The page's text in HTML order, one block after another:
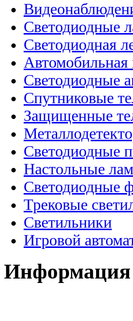
Светодиодные
Светодиодная
Автомобильная
Светодиодные
Спутниковые
Защищенные
Светодиодные
Настольные
Светодиодные
Трековые
Светильники
Игровой
Информация